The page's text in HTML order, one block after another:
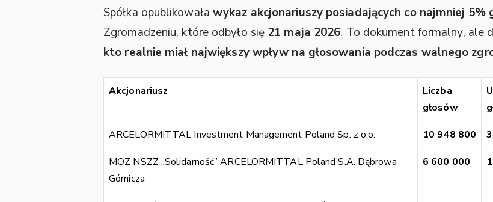
Spółka opublikowała wykaz akcjonariuszy posiadających co najmniej 5%
Zgromadzeniu, które odbyło się 21 maja 2026. To dokument formalny, ale
kto realnie miał największy wpływ na głosowania podczas walnego
Akcjonariusz
Liczba
głosów
ARCELORMITTAL Investment Management Poland Sp. z o.o. 10 948 800
MOZ NSZZ „Solidarność” ARCELORMITTAL Poland S.A. Dąbrowa
Górnicza
6 600 000